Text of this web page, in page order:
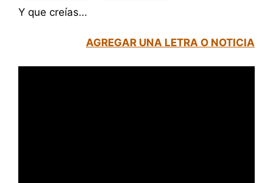
Y que creías…
AGREGAR UNA LETRA O NOTICIA